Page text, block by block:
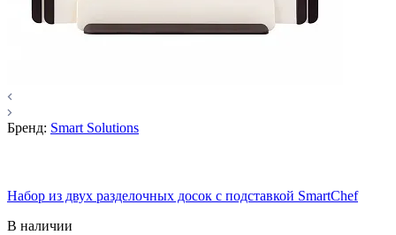
Бренд: Smart Solutions
Набор из двух разделочных досок с подставкой SmartChef
В наличии